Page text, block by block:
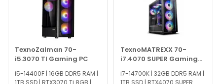
TexnoZalman 70-
i5.3070 TI Gaming PC
i5-14400F | 16GB DDR5 RAM |
1TB SSD | RTX3070 Ti 8GB |
TexnoMATREXX 70-
i7.4070 SUPER Gaming
i7-14700K | 32GB DDR5 RAM |
1TB SSD | RTX4070 SUPER